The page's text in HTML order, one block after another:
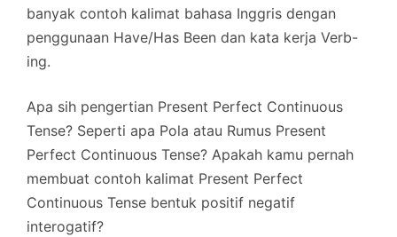
banyak contoh kalimat bahasa Inggris dengan
penggunaan Have/Has Been dan kata kerja Verb-
ing.
Apa sih pengertian Present Perfect Continuous
Tense? Seperti apa Pola atau Rumus Present
Perfect Continuous Tense? Apakah kamu pernah
membuat contoh kalimat Present Perfect
Continuous Tense bentuk positif negatif
interogatif?